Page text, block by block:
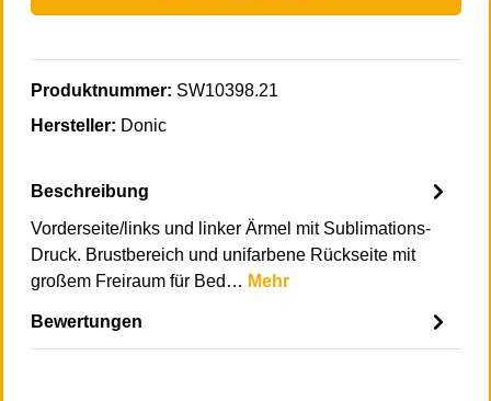
Produktnummer: SW10398.21
Hersteller: Donic
Beschreibung
Vorderseite/links und linker Ärmel mit Sublimations-
Druck. Brustbereich und unifarbene Rückseite mit
großem Freiraum für Bed… Mehr
Bewertungen